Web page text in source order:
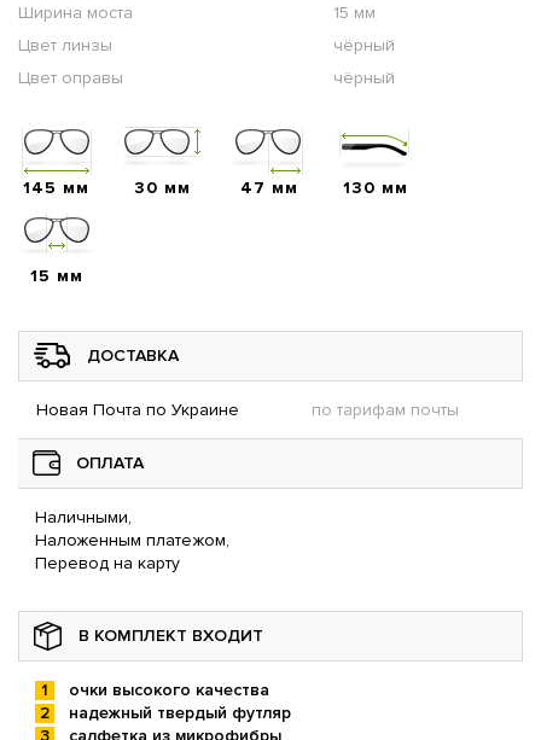
Ширина моста
15 мм
Цвет линзы
чёрный
Цвет оправы
чёрный
145 мм 30 мм 47 мм 130 мм
15 мм
ДОСТАВКА
Новая Почта по Украине по тарифам почты
ОПЛАТА
Наличными,
Наложенным платежом,
Перевод на карту
В КОМПЛЕКТ ВХОДИТ
очки высокого качества
надежный твердый футляр
салфетка из микрофибры